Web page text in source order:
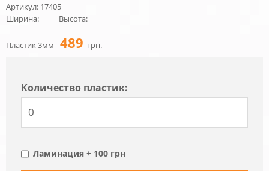
Артикул: 17405
Ширина:
Высота:
Пластик 3мм -489 грн.
Количество пластик:
Ламинация + 100 грн